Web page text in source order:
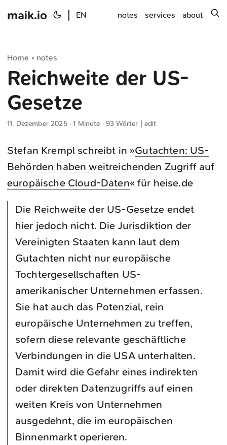
maik.io EN notes services about
Home » notes
Reichweite der US-
Gesetze
11. Dezember 2025· 1 Minute · 93 Wörter | edit
Stefan Krempl schreibt in »Gutachten: US-
Behörden haben weitreichenden Zugriff auf
europäische Cloud-Daten« für heise.de
Die Reichweite der US-Gesetze endet
hier jedoch nicht. Die Jurisdiktion der
Vereinigten Staaten kann laut dem
Gutachten nicht nur europäische
Tochtergesellschaften US-
amerikanischer Unternehmen erfassen.
Sie hat auch das Potenzial, rein
europäische Unternehmen zu treffen,
sofern diese relevante geschäftliche
Verbindungen in die USA unterhalten.
Damit wird die Gefahr eines indirekten
oder direkten Datenzugriffs auf einen
weiten Kreis von Unternehmen
ausgedehnt, die im europäischen
Binnenmarkt operieren.